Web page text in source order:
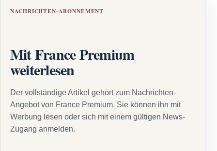
NACHRICHTEN-ABONNEMENT
Mit France Premium
weiterlesen
Der vollständige Artikel gehört zum Nachrichten-
Angebot von France Premium. Sie können ihn mit
Werbung lesen oder sich mit einem gültigen News-
Zugang anmelden.